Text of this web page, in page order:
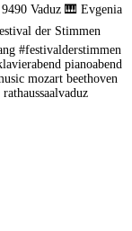
Vaduz 🎹 Evgenia
der Stimmen
#festivalderstimmen
pianoabend
mozart beethoven